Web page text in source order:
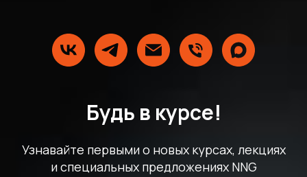
Будь в курсе!
Узнавайте первыми о новых курсах, лекциях
и специальных предложениях NNG